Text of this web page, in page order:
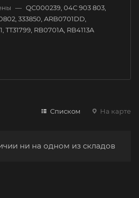
— QC000239, 04C 903 803,
333850, ARB0701DD,
TT31799, RB0701A, RB4113A
Списком На карте
ни на одном из складов